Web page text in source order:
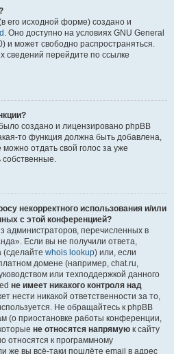
его исходной форме) создано и
. Оно доступно на условиях GNU General
и может свободно распространяться.
сведений перейдите по ссылке
создано и лицензировано phpBB
то функция должна быть добавлена,
можно отдать свой голос за уже
некорректного использования и/или
с этой конференцией?
администраторов, перечисленных в
Если вы не получили ответа,
(сделайте whois lookup) или, если
домене (например, chat.ru,
или техподдержкой данного
не имеет никакого контроля над
нести никакой ответственности за то,
Не обращайтесь к phpBB
(о приостановке работы конференции,
не относятся напрямую к сайту
относятся к программному
же вы всё-таки пошлёте email в адрес